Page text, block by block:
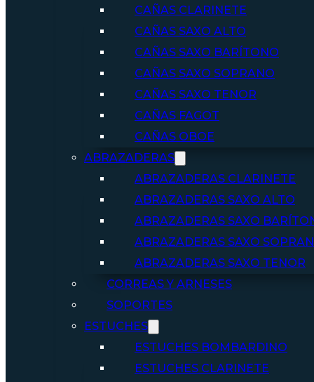
CAÑAS CLARINETE
CAÑAS SAXO ALTO
CAÑAS SAXO BARÍTONO
CAÑAS SAXO SOPRANO
CAÑAS SAXO TENOR
CAÑAS FAGOT
CAÑAS OBOE
ABRAZADERAS
ABRAZADERAS CLARINETE
ABRAZADERAS SAXO ALTO
ABRAZADERAS SAXO
ABRAZADERAS SAXO
ABRAZADERAS SAXO TENOR
CORREAS Y ARNESES
SOPORTES
ESTUCHES
ESTUCHES BOMBARDINO
ESTUCHES CLARINETE